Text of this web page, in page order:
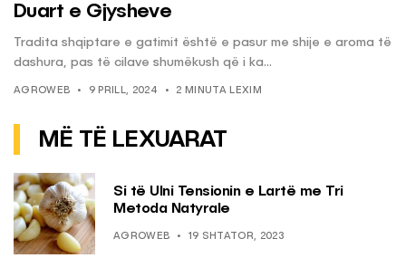
Duart e Gjysheve
Tradita shqiptare e gatimit është e pasur me shije e aroma të
dashura, pas të cilave shumëkush që i ka...
AGROWEB 9 PRILL, 2024 2 MINUTA LEXIM
MË TË LEXUARAT
Si të Ulni Tensionin e Lartë me Tri
Metoda Natyrale
AGROWEB 19 SHTATOR, 2023